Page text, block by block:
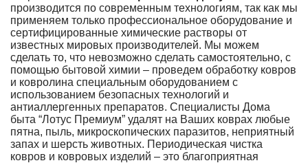
производится по современным технологиям, так как мы
применяем только профессиональное оборудование и
сертифицированные химические растворы от
известных мировых производителей. Мы можем
сделать то, что невозможно сделать самостоятельно, с
помощью бытовой химии – проведем обработку ковров
и ковролина специальным оборудованием с
использованием безопасных технологий и
антиаллергенных препаратов. Специалисты Дома
быта “Лотус Премиум” удалят на Ваших коврах любые
пятна, пыль, микроскопических паразитов, неприятный
запах и шерсть животных. Периодическая чистка
ковров и ковровых изделий – это благоприятная